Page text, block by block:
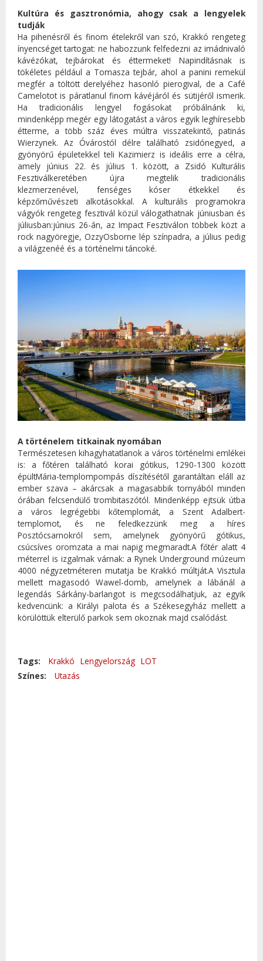
Kultúra és gasztronómia, ahogy csak a lengyelek
tudják
Ha pihenésről és finom ételekről van szó, Krakkó rengeteg
ínyencséget tartogat: ne habozzunk felfedezni az imádnivaló
kávézókat, tejbárokat és éttermeket! Napindításnak is
tökéletes például a Tomasza tejbár, ahol a panini remekül
megfér a töltött derelyéhez hasonló pierogival, de a Café
Camelotot is páratlanul finom kávéjáról és sütijéről ismerik.
Ha tradicionális lengyel fogásokat próbálnánk ki,
mindenképp megér egy látogatást a város egyik leghíresebb
étterme, a több száz éves múltra visszatekintő, patinás
Wierzynek. Az Óvárostól délre található zsidónegyed, a
gyönyörű épületekkel teli Kazimierz is ideális erre a célra,
amely június 22. és július 1. között, a Zsidó Kulturális
Fesztiválkeretében újra megtelik tradicionális
klezmerzenével, fenséges kóser étkekkel és
képzőművészeti alkotásokkal. A kulturális programokra
vágyók rengeteg fesztivál közül válogathatnak júniusban és
júliusban:június 26-án, az Impact Fesztiválon többek közt a
rock nagyöregje, OzzyOsborne lép színpadra, a július pedig
a világzenéé és a történelmi táncoké.
A történelem titkainak nyomában
Természetesen kihagyhatatlanok a város történelmi emlékei
is: a főtéren található korai gótikus, 1290-1300 között
épültMária-templompompás díszítésétől garantáltan eláll az
ember szava – akárcsak a magasabbik tornyából minden
órában felcsendülő trombitaszótól. Mindenképp ejtsük útba
a város legrégebbi kőtemplomát, a Szent Adalbert-
templomot, és ne feledkezzünk meg a híres
Posztócsarnokról sem, amelynek gyönyörű gótikus,
csúcsíves oromzata a mai napig megmaradt.A főtér alatt 4
méterrel is izgalmak várnak: a Rynek Underground múzeum
4000 négyzetméteren mutatja be Krakkó múltját.A Visztula
mellett magasodó Wawel-domb, amelynek a lábánál a
legendás Sárkány-barlangot is megcsodálhatjuk, az egyik
kedvencünk: a Királyi palota és a Székesegyház mellett a
körülöttük elterülő parkok sem okoznak majd csalódást.
Tags: Krakkó Lengyelország LOT
Színes:
Utazás